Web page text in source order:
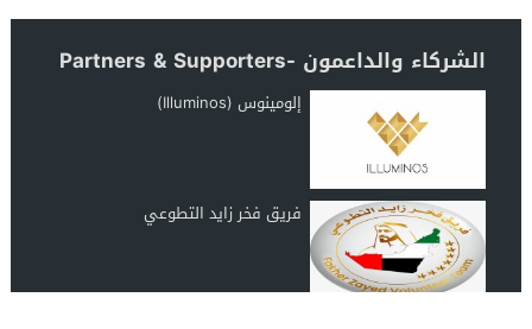
الشركاء والداعمون -Partners & Supporters
إلومينوس (Illuminos)
فريق فخر زايد التطوعي